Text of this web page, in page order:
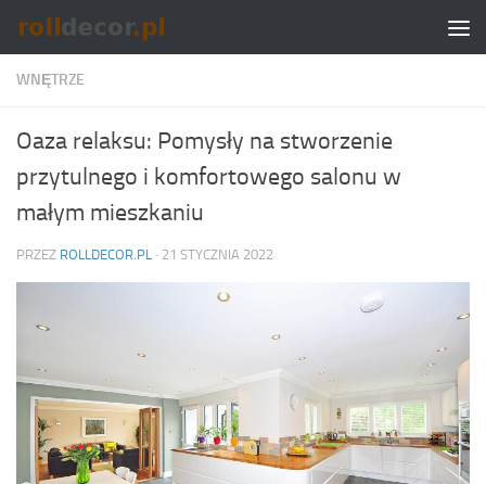
Skip to content
WNĘTRZE
Oaza relaksu: Pomysły na stworzenie
przytulnego i komfortowego salonu w
małym mieszkaniu
PRZEZ ROLLDECOR.PL · 21 STYCZNIA 2022